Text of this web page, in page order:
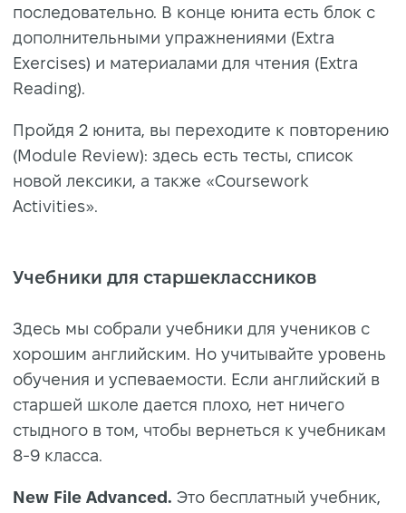
последовательно. В конце юнита есть блок с
дополнительными упражнениями (Extra
Exercises) и материалами для чтения (Extra
Reading).
Пройдя 2 юнита, вы переходите к повторению
(Module Review): здесь есть тесты, список
новой лексики, а также «Coursework
Activities».
Учебники для старшеклассников
Здесь мы собрали учебники для учеников с
хорошим английским. Но учитывайте уровень
обучения и успеваемости. Если английский в
старшей школе дается плохо, нет ничего
стыдного в том, чтобы вернеться к учебникам
8-9 класса.
New File Advanced. Это бесплатный учебник,